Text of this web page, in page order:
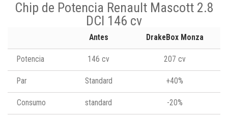
Chip de Potencia Renault Mascott 2.8
DCI 146 cv
Antes DrakeBox Monza
Potencia 146 cv 207 cv
Par Standard +40%
Consumo standard -20%